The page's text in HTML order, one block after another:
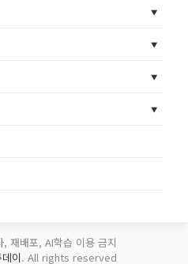
재배포, AI학습 이용 금지
이. All rights reserved